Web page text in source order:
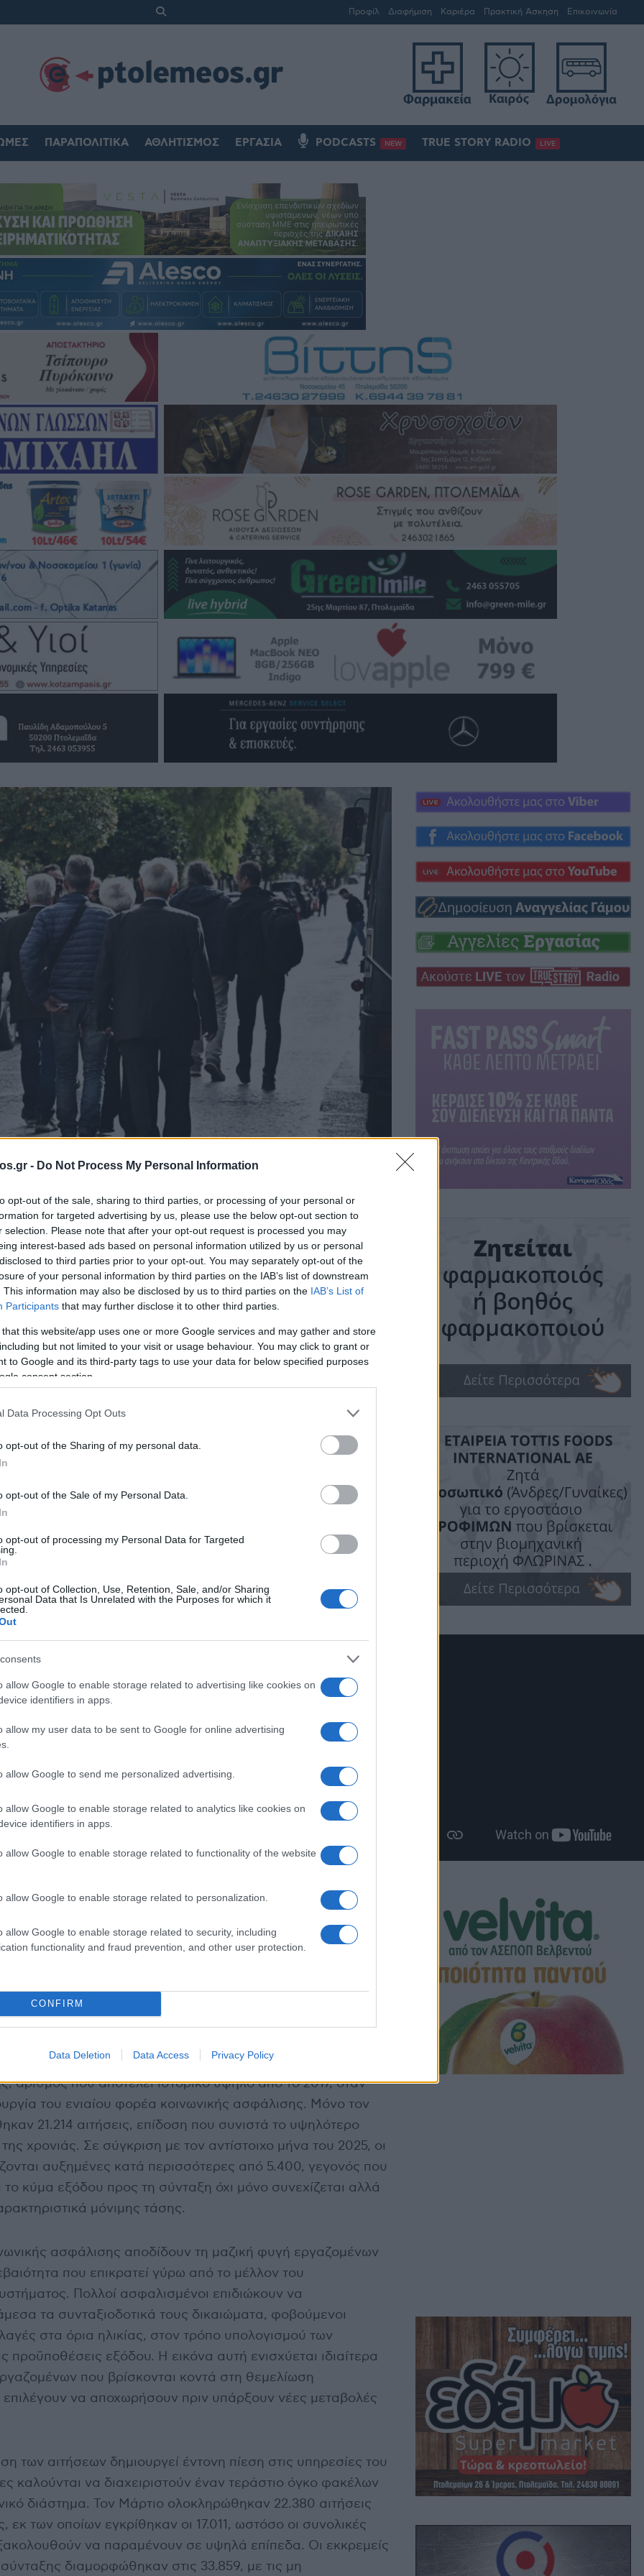
- Do Not Process My Personal Information
opt-out of the sale, sharing to third parties, or processing of your personal or
for targeted advertising by us, please use the below opt-out section to
selection. Please note that after your opt-out request is processed you may
interest-based ads based on personal information utilized by us or personal
to third parties prior to your opt-out. You may separately opt-out of the
of your personal information by third parties on the IAB’s list of downstream
This information may also be disclosed by us to third parties on the IAB’s List of
Participants that may further disclose it to other third parties.
that this website/app uses one or more Google services and may gather and store
but not limited to your visit or usage behaviour. You may click to grant or
to Google and its third-party tags to use your data for below specified purposes
consent section.
Data Processing Opt Outs
opt-out of the Sharing of my personal data.
opt-out of the Sale of my Personal Data.
opt-out of processing my Personal Data for Targeted
opt-out of Collection, Use, Retention, Sale, and/or Sharing
Data that Is Unrelated with the Purposes for which it
allow Google to enable storage related to advertising like cookies on
identifiers in apps.
allow my user data to be sent to Google for online advertising
allow Google to send me personalized advertising.
allow Google to enable storage related to analytics like cookies on
identifiers in apps.
allow Google to enable storage related to functionality of the website
allow Google to enable storage related to personalization.
allow Google to enable storage related to security, including
functionality and fraud prevention, and other user protection.
CONFIRM
Data Deletion Data Access Privacy Policy
Προφίλ Διαφήμιση Καριέρα Πρακτική Άσκηση Επικοινωνία
ΠΑΡΑΠΟΛΙΤΙΚΆ ΑΘΛΗΤΙΣΜΌΣ ΕΡΓΑΣΊΑ PODCASTS NEW TRUE STORY RADIO LIVE
τη σύνταξη υπό
ηλικίας –
στον ΕΦΚΑ
και μάθετε πρώτοι όλες τις ειδήσεις!
και νέο χάσμα στις συντάξεις:
πίεση στον ΕΦΚΑ από το κύμα εξόδου
απαιτητικές περιόδους της τελευταίας δεκαετίας φαίνεται
ασφαλιστικό σύστημα, καθώς η εκρηκτική αύξηση των
στους νέους συνταξιούχους του Δημοσίου και εκείνους
αποτυπώνουν μια πραγματικότητα που προκαλεί έντονο
για τη λειτουργική αντοχή του e-ΕΦΚΑ όσο και για τη
του ασφαλιστικού μοντέλου.
του 2026 καταγράφηκαν συνολικά 58.213 νέες αιτήσεις
αριθμός που αποτελεί ιστορικό υψηλό από το 2017, όταν
του ενιαίου φορέα κοινωνικής ασφάλισης. Μόνο τον
21.214 αιτήσεις, επίδοση που συνιστά το υψηλότερο
χρονιάς. Σε σύγκριση με τον αντίστοιχο μήνα του 2025, οι
αυξημένες κατά περισσότερες από 5.400, γεγονός που
το κύμα εξόδου προς τη σύνταξη όχι μόνο συνεχίζεται αλλά
μόνιμης τάσης.
ασφάλισης αποδίδουν τη μαζική φυγή εργαζομένων
που επικρατεί γύρω από το μέλλον του
Πολλοί ασφαλισμένοι επιδιώκουν να
τα συνταξιοδοτικά τους δικαιώματα, φοβούμενοι
στα όρια ηλικίας, στον τρόπο υπολογισμού των
προϋποθέσεις εξόδου. Η εικόνα αυτή ενισχύεται ιδιαίτερα
που βρίσκονται κοντά στη θεμελίωση
επιλέγουν να αποχωρήσουν πριν υπάρξουν νέες μεταβολές
των αιτήσεων δημιουργεί έντονη πίεση στις υπηρεσίες του
καλούνται να διαχειριστούν έναν τεράστιο όγκο φακέλων
διάστημα. Τον Μάρτιο ολοκληρώθηκαν 22.380 αιτήσεις
εκ των οποίων εγκρίθηκαν οι 17.011, ωστόσο οι συνολικές
να παραμένουν σε υψηλά επίπεδα. Οι εκκρεμείς
σύνταξης διαμορφώθηκαν στις 33.859, με τις μη